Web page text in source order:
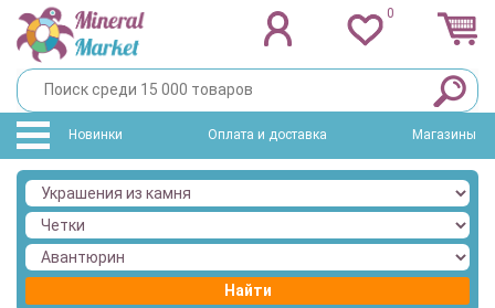
0
Новинки Оплата и доставка Магазины
Найти